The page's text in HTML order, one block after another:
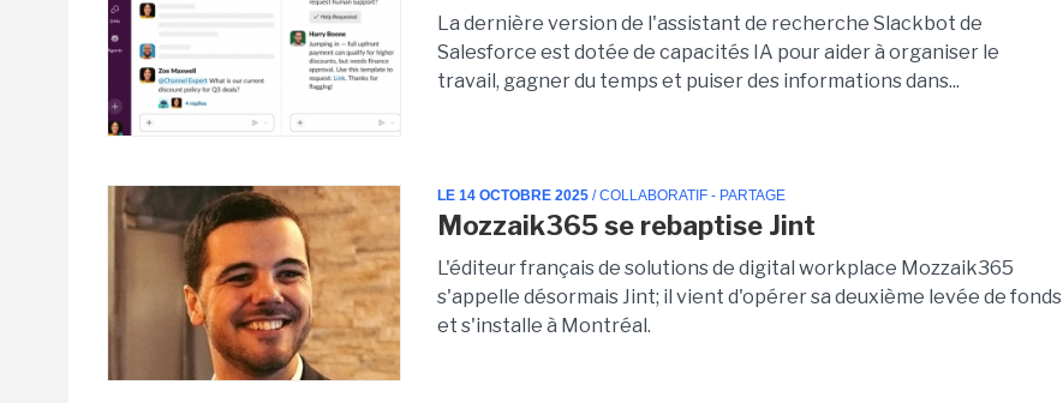
La dernière version de l'assistant de recherche Slackbot de
Salesforce est dotée de capacités IA pour aider à organiser le
travail, gagner du temps et puiser des informations dans...
LE 14 OCTOBRE 2025 / COLLABORATIF - PARTAGE
Mozzaik365 se rebaptise Jint
L'éditeur français de solutions de digital workplace Mozzaik365
s'appelle désormais Jint; il vient d'opérer sa deuxième levée de fonds
et s'installe à Montréal.